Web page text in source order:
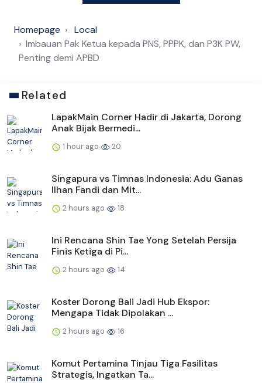
Homepage
Local
Imbauan Pak Ketua kepada PNS, PPPK, dan P3K PW,
Penting demi APBD
Related
LapakMain Corner Hadir di Jakarta, Dorong
Anak Bijak Bermedi...
1 hour ago 20
Singapura vs Timnas Indonesia: Adu Ganas
Ilhan Fandi dan Mit...
2 hours ago 18
Ini Rencana Shin Tae Yong Setelah Persija
Finis Ketiga di Pi...
2 hours ago 14
Koster Dorong Bali Jadi Hub Ekspor:
Mengapa Tidak Dipolakan ...
2 hours ago 16
Komut Pertamina Tinjau Tiga Fasilitas
Strategis, Ingatkan Ta...